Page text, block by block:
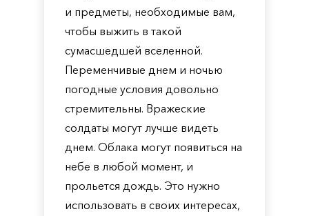
и предметы, необходимые вам,
чтобы выжить в такой
сумасшедшей вселенной.
Переменчивые днем и ночью
погодные условия довольно
стремительны. Вражеские
солдаты могут лучше видеть
днем. Облака могут появиться на
небе в любой момент, и
прольется дождь. Это нужно
использовать в своих интересах,